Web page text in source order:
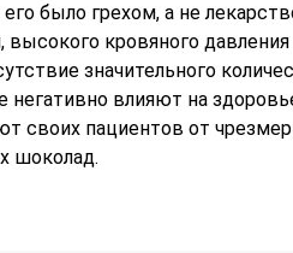
было грехом, а не
кровяного давления
значительного
негативно влияют на
своих пациентов от
шоколад.